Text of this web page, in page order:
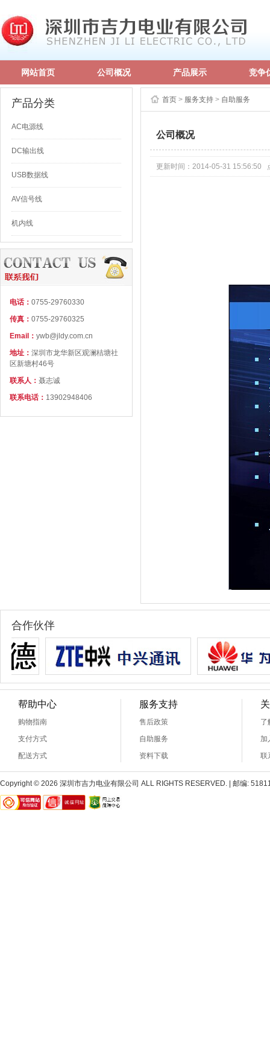
网站首页 公司概况 产品展示 竞争
产品分类
AC电源线
DC输出线
USB数据线
AV信号线
机内线
电话： 0755-29760330
传真： 0755-29760325
Email： ywb@jldy.com.cn
地址： 深圳市龙华新区观澜桔塘社
区新塘村46号
联系人： 聂志诚
联系电话： 13902948406
首页 > 服务支持 > 自助服务
公司概况
更新时间：2014-05-31 15:56:50
合作伙伴
帮助中心
购物指南
支付方式
配送方式
服务支持
售后政策
自助服务
资料下载
了
加
联
Copyright © 2026 深圳市吉力电业有限公司 ALL RIGHTS RESERVED. | 邮编: